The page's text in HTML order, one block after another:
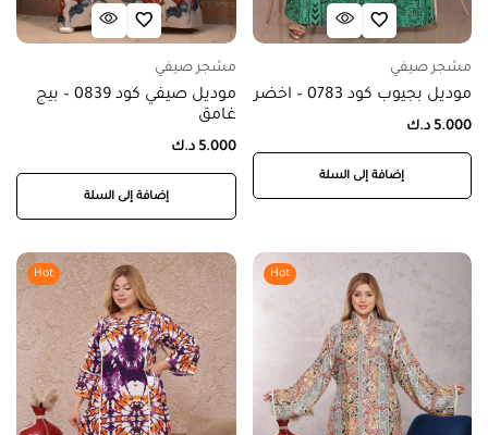
مشجر صيفي
موديل بجيوب كود 0783 – اخضر
5.000 د.ك
إضافة إلى السلة
مشجر صيفي
موديل صيفي كود 0839 – بيج
غامق
5.000 د.ك
إضافة إلى السلة
Hot
Hot